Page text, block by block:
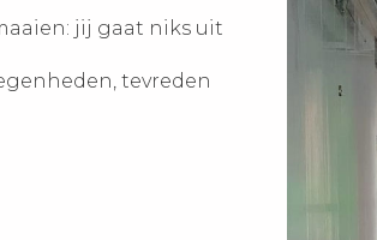
jij gaat niks uit
tevreden